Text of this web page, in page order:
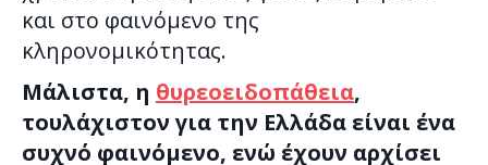
και στο φαινόμενο της
κληρονομικότητας.
Μάλιστα, η θυρεοειδοπάθεια,
τουλάχιστον για την Ελλάδα είναι ένα
συχνό φαινόμενο, ενώ έχουν αρχίσει